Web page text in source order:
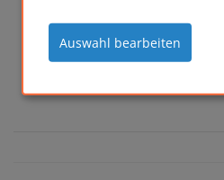
Auswahl bearbeiten